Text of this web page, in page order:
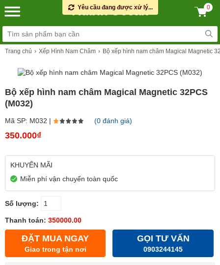
Rubik Ocean 0
Trang chủ Xếp Hình Nam Châm Bộ xếp hình nam châm Magical Magnetic
Bộ xếp hình nam châm Magical Magnetic 32PCS
(M032)
Mã SP: M032 | (0 đánh giá)
350.000₫
KHUYẾN MÃI
Miễn phí vận chuyển toàn quốc
Số lượng:
Thanh toán: 350000.00
ĐẶT MUA NGAY
Giao trong tận nơi
GỌI TƯ VẤN
0903244145
Yêu cầu đang được xử lý...